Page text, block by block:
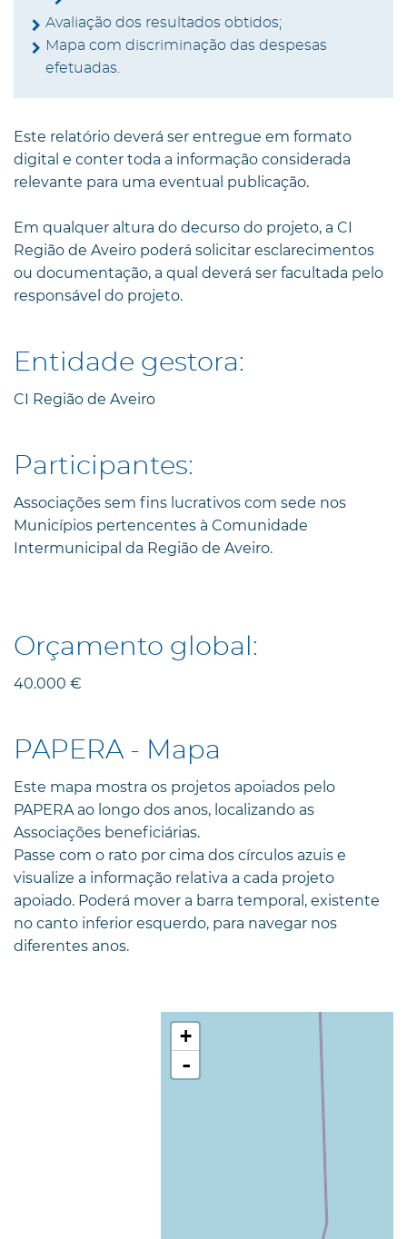
Avaliação dos resultados obtidos;
Mapa com discriminação das despesas
efetuadas.
Este relatório deverá ser entregue em formato
digital e conter toda a informação considerada
relevante para uma eventual publicação.
Em qualquer altura do decurso do projeto, a CI
Região de Aveiro poderá solicitar esclarecimentos
ou documentação, a qual deverá ser facultada pelo
responsável do projeto.
Entidade gestora:
CI Região de Aveiro
Participantes:
Associações sem fins lucrativos com sede nos
Municípios pertencentes à Comunidade
Intermunicipal da Região de Aveiro.
Orçamento global:
40.000 €
PAPERA - Mapa
Este mapa mostra os projetos apoiados pelo
PAPERA ao longo dos anos, localizando as
Associações beneficiárias.
Passe com o rato por cima dos círculos azuis e
visualize a informação relativa a cada projeto
apoiado. Poderá mover a barra temporal, existente
no canto inferior esquerdo, para navegar nos
diferentes anos.